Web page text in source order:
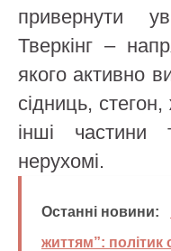
привернути
Тверкінг –
якого активно
сідниць,
інші частини
нерухомі.
Останні новини:
життям”: політик